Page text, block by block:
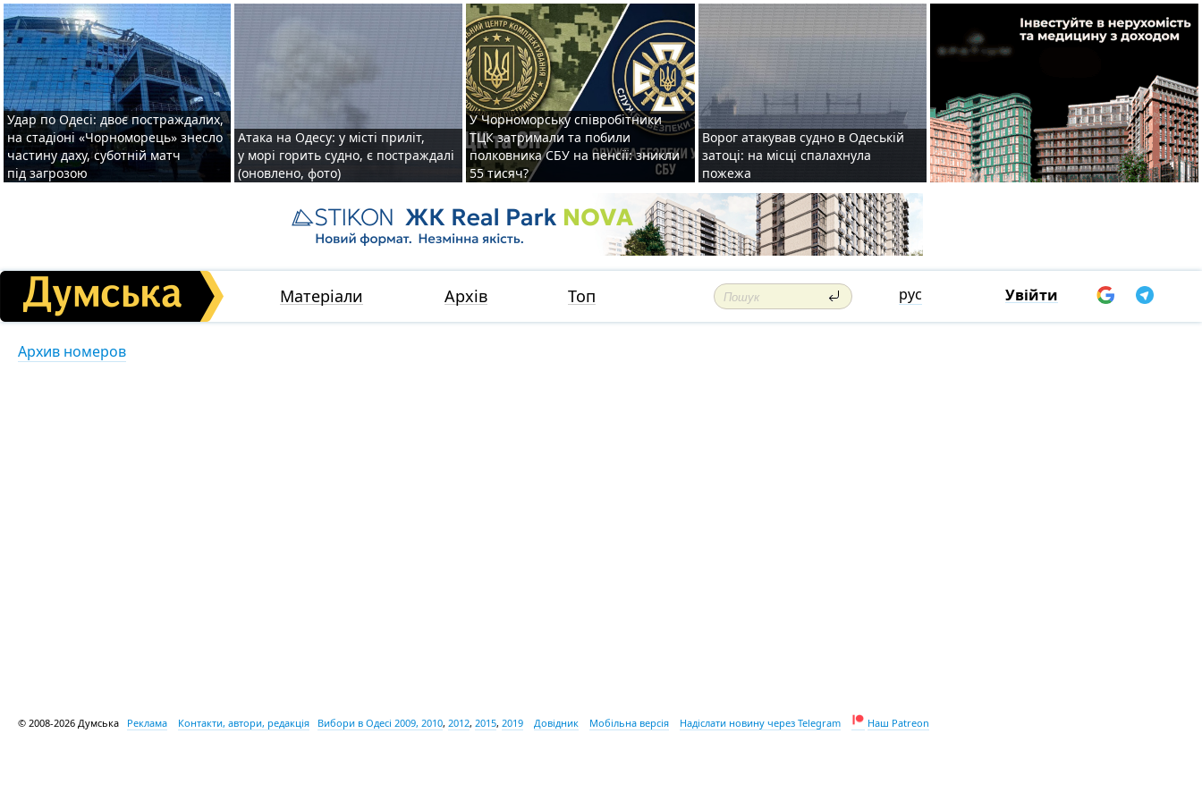
Удар по Одесі: двоє постраждалих,
на стадіоні «Чорноморець» знесло
частину даху, суботній матч
під загрозою
Атака на Одесу: у місті приліт,
у морі горить судно, є постраждалі
(оновлено, фото)
У Чорноморську співробітники
ТЦК затримали та побили
полковника СБУ на пенсії: зникли
55 тисяч?
Ворог атакував судно в Одеській
затоці: на місці спалахнула
пожежа
Матеріали Архів Топ рус Увійти
Архив номеров
© 2008-2026 Думська Реклама Контакти, автори, редакція Вибори в Одесі 2009, 2010, 2012, 2015, 2019 Довідник Мобільна версія Надіслати новину через Telegram Наш Patreon